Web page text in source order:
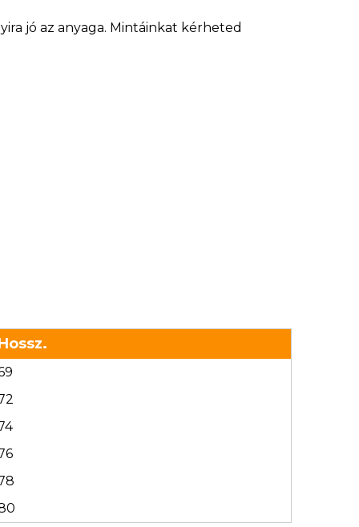
jó az anyaga. Mintáinkat kérheted